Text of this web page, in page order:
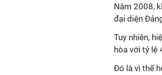
Năm 2008,
đại diện
Tuy nhiên,
hòa với tỷ lệ
Đó là vì thế